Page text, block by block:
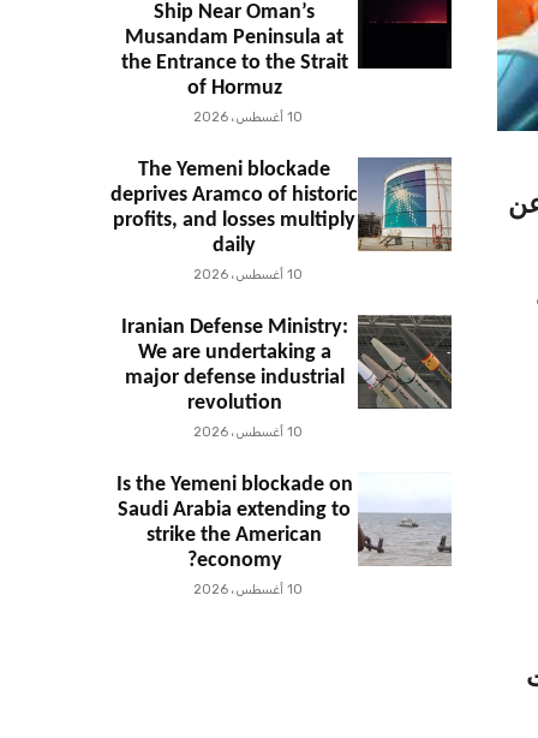
Ship Near Oman’s
Musandam Peninsula at
the Entrance to the Strait
of Hormuz
10 أغسطس، 2026
The Yemeni blockade
deprives Aramco of historic
profits, and losses multiply
daily
10 أغسطس، 2026
Iranian Defense Ministry:
We are undertaking a
major defense industrial
revolution
10 أغسطس، 2026
Is the Yemeni blockade on
Saudi Arabia extending to
strike the American
economy?
10 أغسطس، 2026